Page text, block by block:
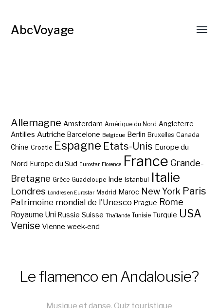
AbcVoyage
Allemagne Amsterdam Amérique du Nord Angleterre
Antilles Autriche Barcelone Belgique Berlin Bruxelles Canada
Chine Croatie Espagne Etats-Unis Europe du
Nord Europe du Sud Eurostar Florence France Grande-
Bretagne Grèce Guadeloupe Inde Istanbul Italie
Londres Londres en Eurostar Madrid Maroc New York Paris
Patrimoine mondial de l'Unesco Prague Rome
Royaume Uni Russie Suisse Thaïlande Tunisie Turquie USA
Venise Vienne week-end
Le flamenco en Andalousie?
Musique et danse, Quiz touristique